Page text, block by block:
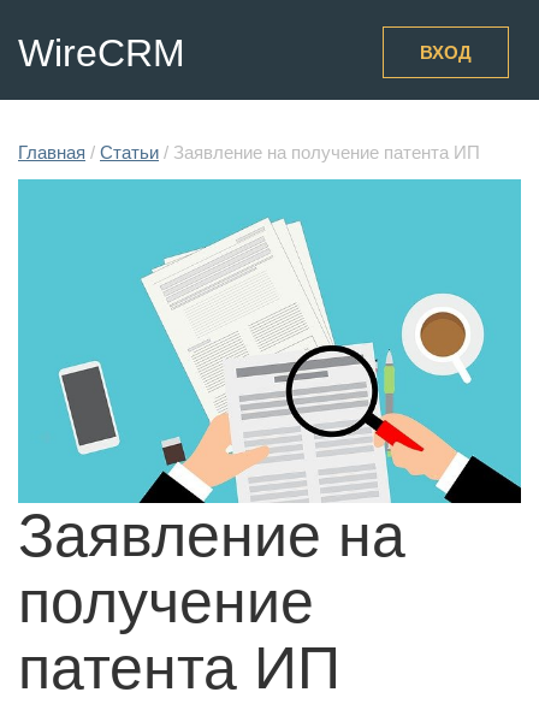
WireCRM ВХОД
Главная / Статьи / Заявление на получение патента ИП
Заявление на
получение
патента ИП